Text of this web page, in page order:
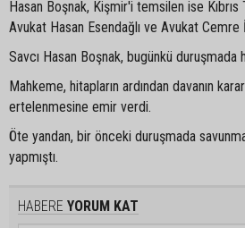
Hasan Boşnak, Kişmir'i temsilen ise Kıbrıs
Avukat Hasan Esendağlı ve Avukat Cemre
Savcı Hasan Boşnak, bugünkü duruşmada
Mahkeme, hitapların ardından davanın
ertelenmesine emir verdi.
Öte yandan, bir önceki duruşmada savunma
yapmıştı.
HABERE YORUM KAT